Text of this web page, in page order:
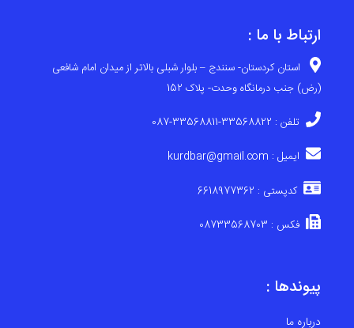
پیوندها :
درباره ما
ارتباط با ما :
استان کردستان- سنندج – بلوار شبلی بالاتر از میدان امام شافعی
(رض) جنب درمانگاه وحدت- پلاک 152
تلفن : 33568822-33568811-087
ایمیل : kurdbar@gmail.com
کدپستی : 6618977362
فکس : 08733568703